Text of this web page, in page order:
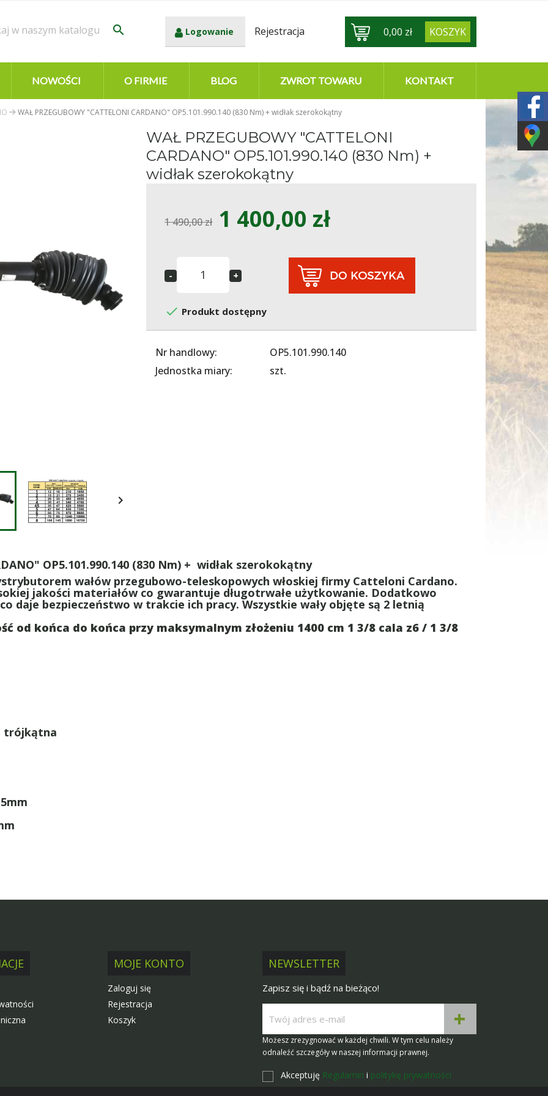
search Logowanie Rejestracja 0,00 zł KOSZYK
NOWOŚCI O FIRMIE BLOG ZWROT TOWARU KONTAKT
WAŁ PRZEGUBOWY "CATTELONI CARDANO" OP5.101.990.140 (830 Nm) + widłak szerokokątny

WAŁ PRZEGUBOWY "CATTELONI
CARDANO" OP5.101.990.140 (830 Nm) +
widłak szerokokątny
1 490,00 zł 1 400,00 zł
 Produkt dostępny
Nr handlowy:
OP5.101.990.140
Jednostka miary:
szt.
OP5.101.990.140 (830 Nm) + widłak szerokokątny
wałów przegubowo-teleskopowych włoskiej firmy Catteloni Cardano.
jakości materiałów co gwarantuje długotrwałe użytkowanie. Dodatkowo
daje bezpieczeństwo w trakcie ich pracy. Wszystkie wały objęte są 2 letnią
od końca do końca przy maksymalnym złożeniu 1400 cm 1 3/8 cala z6 / 1 3/8
trójkątna
MOJE KONTO
Zaloguj się
Rejestracja
Koszyk
NEWSLETTER
Zapisz się i bądź na bieżąco!
Możesz zrezygnować w każdej chwili. W tym celu należy
odnaleźć szczegóły w naszej informacji prawnej.
Akceptuję Regulamin i politykę prywatności